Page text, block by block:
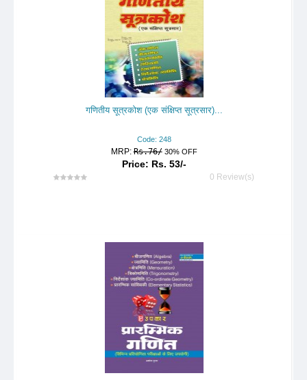
गणितीय सूत्रकोश (एक संक्षिप्त सूत्रसार)...
Code: 248
MRP:Rs.76/ 30% OFF
Price: Rs. 53/-
0 Review(s)